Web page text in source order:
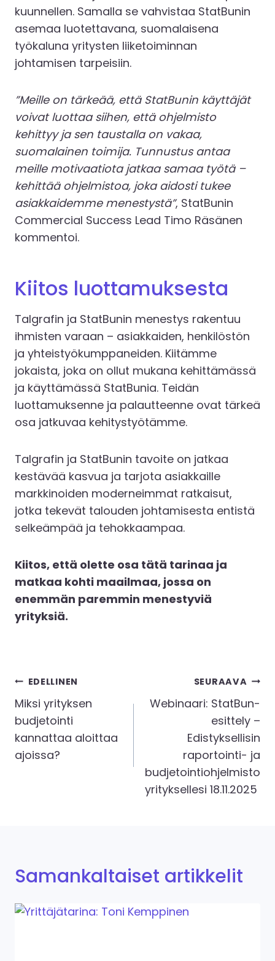
kuunnellen. Samalla se vahvistaa StatBunin
asemaa luotettavana, suomalaisena
työkaluna yritysten liiketoiminnan
johtamisen tarpeisiin.
”Meille on tärkeää, että StatBunin käyttäjät
voivat luottaa siihen, että ohjelmisto
kehittyy ja sen taustalla on vakaa,
suomalainen toimija. Tunnustus antaa
meille motivaatiota jatkaa samaa työtä –
kehittää ohjelmistoa, joka aidosti tukee
asiakkaidemme menestystä”, StatBunin
Commercial Success Lead Timo Räsänen
kommentoi.
Kiitos luottamuksesta
Talgrafin ja StatBunin menestys rakentuu
ihmisten varaan – asiakkaiden, henkilöstön
ja yhteistyökumppaneiden. Kiitämme
jokaista, joka on ollut mukana kehittämässä
ja käyttämässä StatBunia. Teidän
luottamuksenne ja palautteenne ovat tärkeä
osa jatkuvaa kehitystyötämme.
Talgrafin ja StatBunin tavoite on jatkaa
kestävää kasvua ja tarjota asiakkaille
markkinoiden moderneimmat ratkaisut,
jotka tekevät talouden johtamisesta entistä
selkeämpää ja tehokkaampaa.
Kiitos, että olette osa tätä tarinaa ja
matkaa kohti maailmaa, jossa on
enemmän paremmin menestyviä
yrityksiä.
Artikkelien
selaus
EDELLINEN
Miksi yrityksen
budjetointi
kannattaa aloittaa
ajoissa?
SEURAAVA
Webinaari: StatBun-
esittely –
Edistyksellisin
raportointi- ja
budjetointiohjelmisto
yrityksellesi 18.11.2025
Samankaltaiset artikkelit